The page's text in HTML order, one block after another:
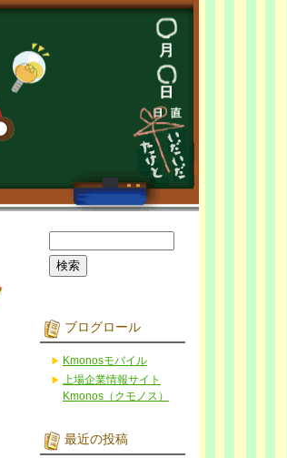
ブログロール
Kmonosモバイル
上場企業情報サイト
Kmonos（クモノス）
最近の投稿